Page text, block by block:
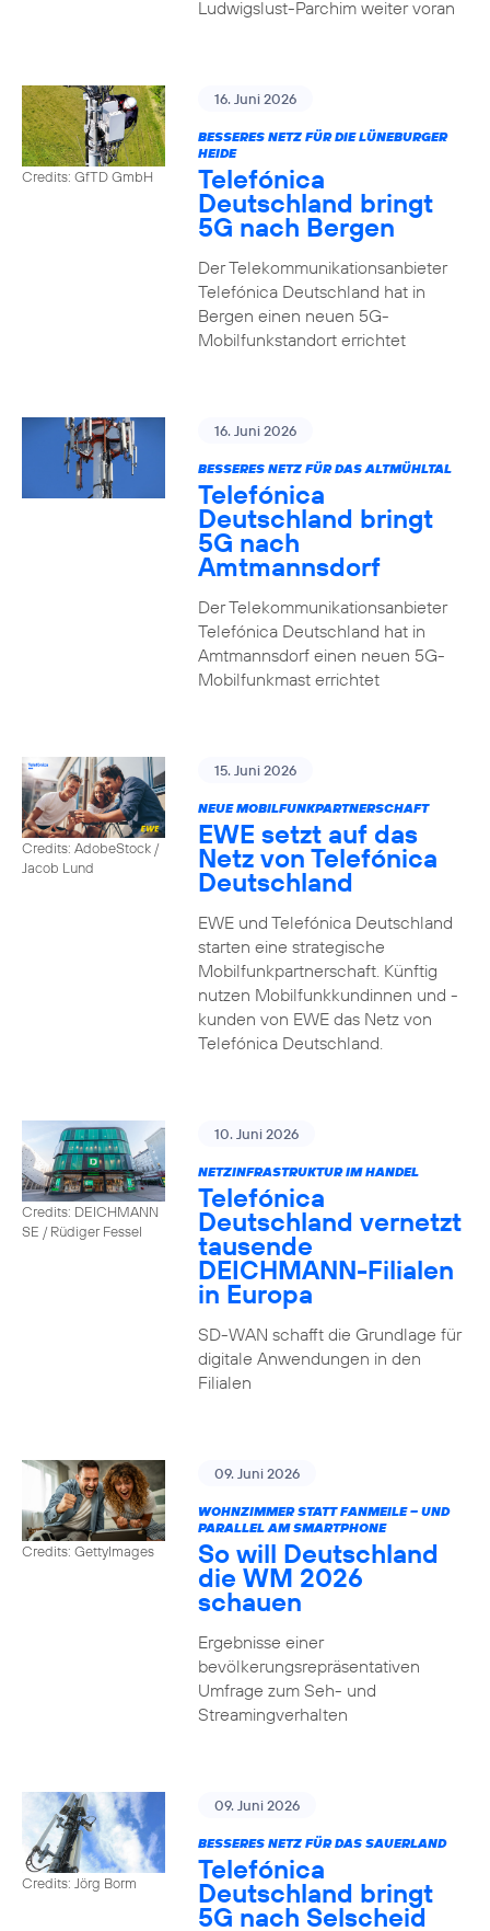
Ludwigslust-Parchim weiter voran
Credits: GfTD GmbH
16. Juni 2026
BESSERES NETZ FÜR DIE LÜNEBURGER
HEIDE
Telefónica
Deutschland bringt
5G nach Bergen
Der Telekommunikationsanbieter
Telefónica Deutschland hat in
Bergen einen neuen 5G-
Mobilfunkstandort errichtet
16. Juni 2026
BESSERES NETZ FÜR DAS ALTMÜHLTAL
Telefónica
Deutschland bringt
5G nach
Amtmannsdorf
Der Telekommunikationsanbieter
Telefónica Deutschland hat in
Amtmannsdorf einen neuen 5G-
Mobilfunkmast errichtet
Credits: AdobeStock /
Jacob Lund
15. Juni 2026
NEUE MOBILFUNKPARTNERSCHAFT
EWE setzt auf das
Netz von Telefónica
Deutschland
EWE und Telefónica Deutschland
starten eine strategische
Mobilfunkpartnerschaft. Künftig
nutzen Mobilfunkkundinnen und -
kunden von EWE das Netz von
Telefónica Deutschland.
Credits: DEICHMANN
SE / Rüdiger Fessel
10. Juni 2026
NETZINFRASTRUKTUR IM HANDEL
Telefónica
Deutschland vernetzt
tausende
DEICHMANN-Filialen
in Europa
SD-WAN schafft die Grundlage für
digitale Anwendungen in den
Filialen
Credits: GettyImages
09. Juni 2026
WOHNZIMMER STATT FANMEILE – UND
PARALLEL AM SMARTPHONE
So will Deutschland
die WM 2026
schauen
Ergebnisse einer
bevölkerungsrepräsentativen
Umfrage zum Seh- und
Streamingverhalten
Credits: Jörg Borm
09. Juni 2026
BESSERES NETZ FÜR DAS SAUERLAND
Telefónica
Deutschland bringt
5G nach Selscheid